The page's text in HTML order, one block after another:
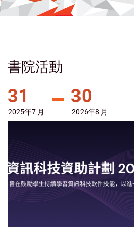
書院活動
31
7 月
2025年
30
8 月
2026年